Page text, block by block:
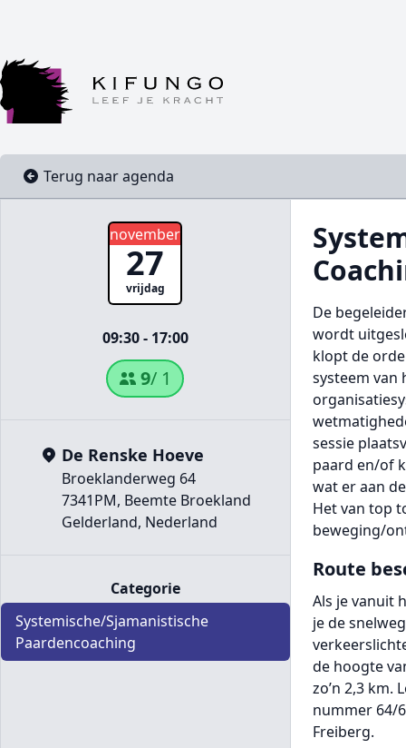
Terug naar agenda
november
27
vrijdag
09:30 - 17:00
9/ 1
De Renske Hoeve
Broeklanderweg 64
7341PM, Beemte Broekland
Gelderland, Nederland
Categorie
Systemische/Sjamanistische
Paardencoaching
De
wordt
klopt de
systeem
sessie
paard en/of
wat er aan
Het van top
beweging/
Route
Als je vanuit
je de
de hoogte
zo’n 2,3 km.
nummer 64/
Freiberg.